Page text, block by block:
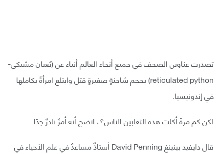
تصدرت عناوين الصحف في جميع أنحاء العالم أنباء عن (ثعبان مشبكي-
reticulated python) بحجم شاحنةٍ صغيرةٍ قتل وابتلع امرأةً بكاملها
في إندونيسيا.
لكن كم مرةً أكلت هذه الثعابين الناس؟، اتضح أنه أمرٌ نادرٌ جدًا.
قال دايفيد بينينغ David Penning أستاذٌ مساعدٌ في علم الأحياء في